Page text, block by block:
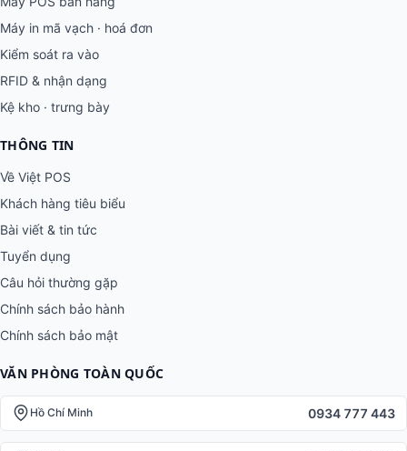
Máy in mã vạch · hoá đơn
Kiểm soát ra vào
RFID & nhận dạng
Kệ kho · trưng bày
THÔNG TIN
Về Việt POS
Khách hàng tiêu biểu
Bài viết & tin tức
Tuyển dụng
Câu hỏi thường gặp
Chính sách bảo hành
Chính sách bảo mật
VĂN PHÒNG TOÀN QUỐC
Hồ Chí Minh 0934 777 443